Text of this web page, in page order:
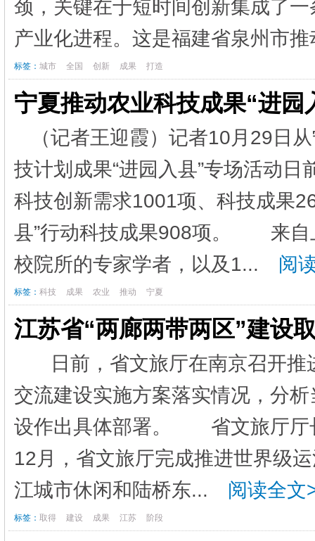
颈，关键在于短时间创新集成了
产业化进程。这是福建省泉州市
标签： 城市 全国 创新 成果 打造
宁夏推动农业科技成果“进园
（记者王迎霞）记者10月29日
技计划成果“进园入县”专场活动
科技创新需求1001项、科技成果
县”行动科技成果908项。 来自
校院所的专家学者，以及1...
阅
标签： 科技 成果 农业 推动 宁夏
江苏省“两廊两带两区”建设
日前，省文旅厅在南京召开推
交流建设实施方案落实情况，分
设作出具体部署。 省文旅厅厅
12月，省文旅厅完成推进世界级
江城市休闲和陆桥东...
阅读全文
标签： 取得 建设 成果 江苏 阶段